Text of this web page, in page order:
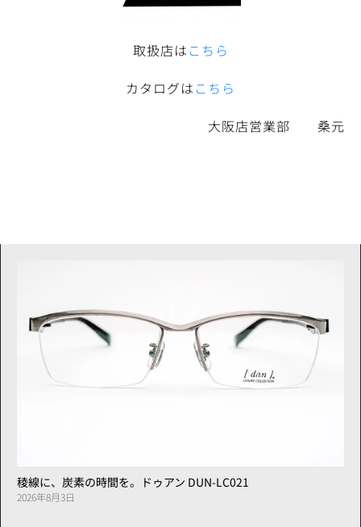
取扱店は こちら
カタログは こちら
大阪店営業部 桑元
稜線に、炭素の時間を。ドゥアン DUN-LC021
2026年8月3日